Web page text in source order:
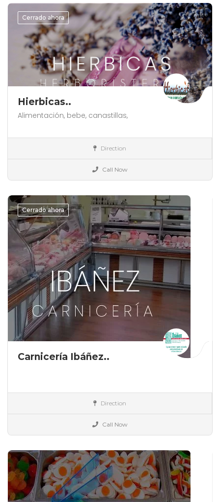
Cerrado ahora
Hierbicas..
Alimentación, bebe, canastillas,
Direction
Call Now
Cerrado ahora
Carnicería Ibáñez..
Direction
Call Now